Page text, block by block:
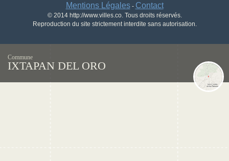
Mentions Légales- Contact
© 2014 http://www.villes.co. Tous droits réservés.
Reproduction du site strictement interdite sans autorisation.
Commune
IXTAPAN DEL ORO